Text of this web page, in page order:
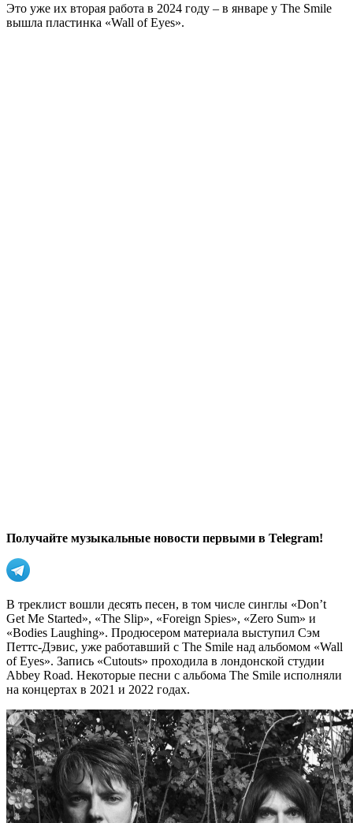
Это уже их вторая работа в 2024 году – в январе у The Smile
вышла пластинка «Wall of Eyes».
Получайте музыкальные новости первыми в Telegram!
В треклист вошли десять песен, в том числе синглы «Don’t
Get Me Started», «The Slip», «Foreign Spies», «Zero Sum» и
«Bodies Laughing». Продюсером материала выступил Сэм
Петтс-Дэвис, уже работавший с The Smile над альбомом «Wall
of Eyes». Запись «Cutouts» проходила в лондонской студии
Abbey Road. Некоторые песни с альбома The Smile исполняли
на концертах в 2021 и 2022 годах.